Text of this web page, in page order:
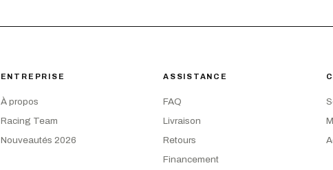
ENTREPRISE
À propos
Racing Team
Nouveautés 2026
ASSISTANCE
FAQ
Livraison
Retours
Financement